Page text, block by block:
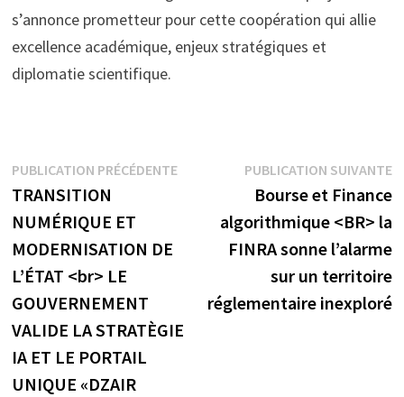
s’annonce prometteur pour cette coopération qui allie
excellence académique, enjeux stratégiques et
diplomatie scientifique.
Navigation
de
l’article
PUBLICATION PRÉCÉDENTEPublication
précédente :
TRANSITION
NUMÉRIQUE ET
MODERNISATION DE
L’ÉTAT <br> LE
GOUVERNEMENT
VALIDE LA STRATÈGIE
IA ET LE PORTAIL
UNIQUE «DZAIR
PUBLICATION SUIVANTE
Bourse et Finance
algorithmique <BR> la
FINRA sonne l’alarme
sur un territoire
réglementaire inexploré